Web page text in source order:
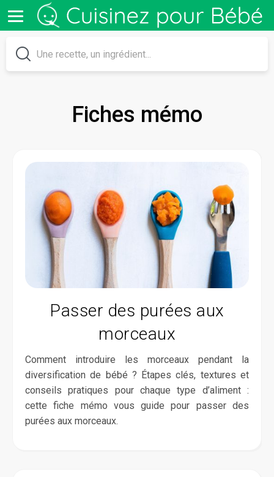
Fiches mémo
Passer des purées aux
morceaux
Comment introduire les morceaux pendant la
diversification de bébé ? Étapes clés, textures et
conseils pratiques pour chaque type d’aliment :
cette fiche mémo vous guide pour passer des
purées aux morceaux.